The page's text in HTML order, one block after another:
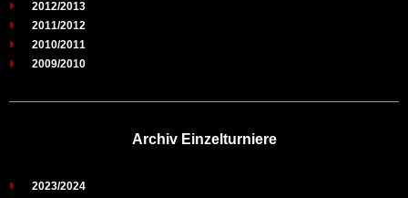
2012/2013
2011/2012
2010/2011
2009/2010
Archiv Einzelturniere
2023/2024